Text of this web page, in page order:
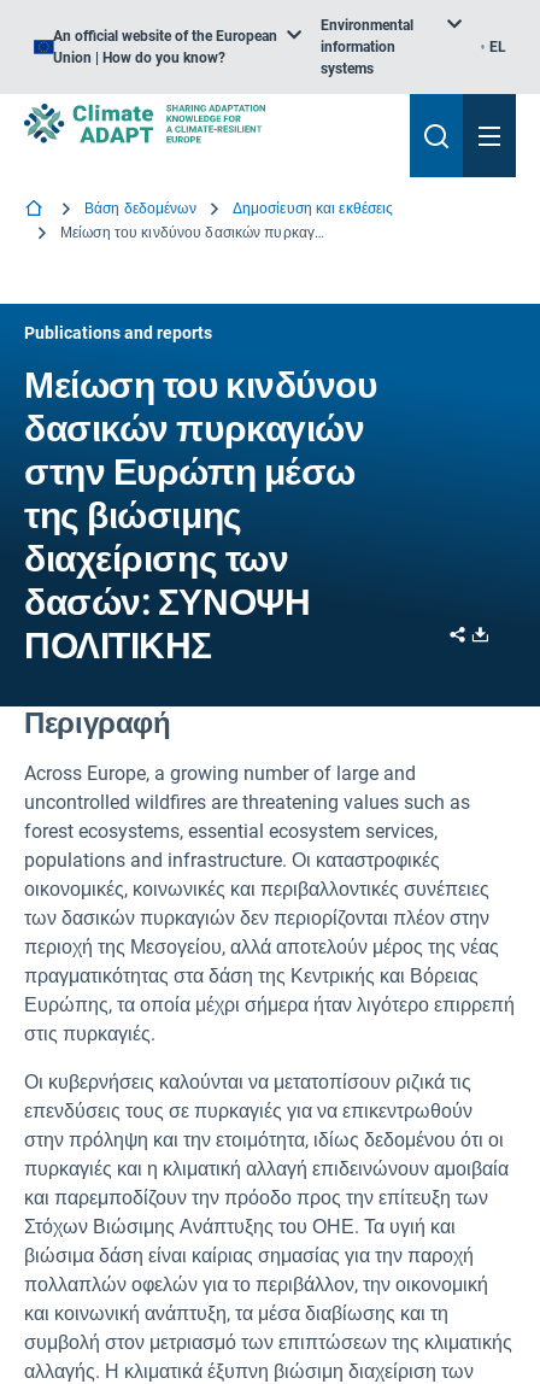
An official website of the European
Union | How do you know?
Environmental
information
systems
EL
Βάση δεδομένων
Δημοσίευση και εκθέσεις
Μείωση του κινδύνου δασικών πυρκαγιών στην Ευρώπη μέσω της βιώσιμης διαχείρισης των δασών: ΣΥΝΟΨΗ ΠΟΛΙΤΙΚΗΣ
Publications and reports
Μείωση του κινδύνου
δασικών πυρκαγιών
στην Ευρώπη μέσω
της βιώσιμης
διαχείρισης των
δασών: ΣΥΝΟΨΗ
ΠΟΛΙΤΙΚΗΣ
Share
Περιγραφή
Across Europe, a growing number of large and
uncontrolled wildfires are threatening values such as
forest ecosystems, essential ecosystem services,
populations and infrastructure. Οι καταστροφικές
οικονομικές, κοινωνικές και περιβαλλοντικές συνέπειες
των δασικών πυρκαγιών δεν περιορίζονται πλέον στην
περιοχή της Μεσογείου, αλλά αποτελούν μέρος της νέας
πραγματικότητας στα δάση της Κεντρικής και Βόρειας
Ευρώπης, τα οποία μέχρι σήμερα ήταν λιγότερο επιρρεπή
στις πυρκαγιές.
Οι κυβερνήσεις καλούνται να μετατοπίσουν ριζικά τις
επενδύσεις τους σε πυρκαγιές για να επικεντρωθούν
στην πρόληψη και την ετοιμότητα, ιδίως δεδομένου ότι οι
πυρκαγιές και η κλιματική αλλαγή επιδεινώνουν αμοιβαία
και παρεμποδίζουν την πρόοδο προς την επίτευξη των
Στόχων Βιώσιμης Ανάπτυξης του ΟΗΕ. Τα υγιή και
βιώσιμα δάση είναι καίριας σημασίας για την παροχή
πολλαπλών οφελών για το περιβάλλον, την οικονομική
και κοινωνική ανάπτυξη, τα μέσα διαβίωσης και τη
συμβολή στον μετριασμό των επιπτώσεων της κλιματικής
αλλαγής. Η κλιματικά έξυπνη βιώσιμη διαχείριση των